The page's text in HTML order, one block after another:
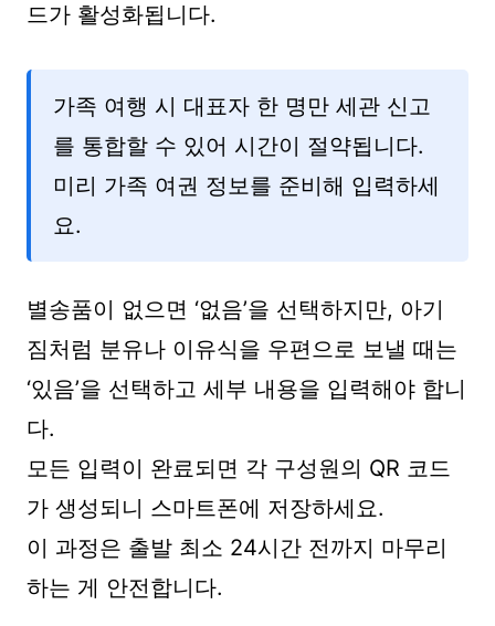
드가 활성화됩니다.
가족 여행 시 대표자 한 명만 세관 신고
를 통합할 수 있어 시간이 절약됩니다.
미리 가족 여권 정보를 준비해 입력하세
요.
별송품이 없으면 ‘없음’을 선택하지만, 아기
짐처럼 분유나 이유식을 우편으로 보낼 때는
‘있음’을 선택하고 세부 내용을 입력해야 합니
다.
모든 입력이 완료되면 각 구성원의 QR 코드
가 생성되니 스마트폰에 저장하세요.
이 과정은 출발 최소 24시간 전까지 마무리
하는 게 안전합니다.